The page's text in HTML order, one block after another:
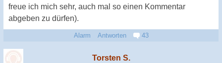
freue ich mich sehr, auch mal so einen Kommentar
abgeben zu dürfen).
Alarm Antworten 43
Torsten S.